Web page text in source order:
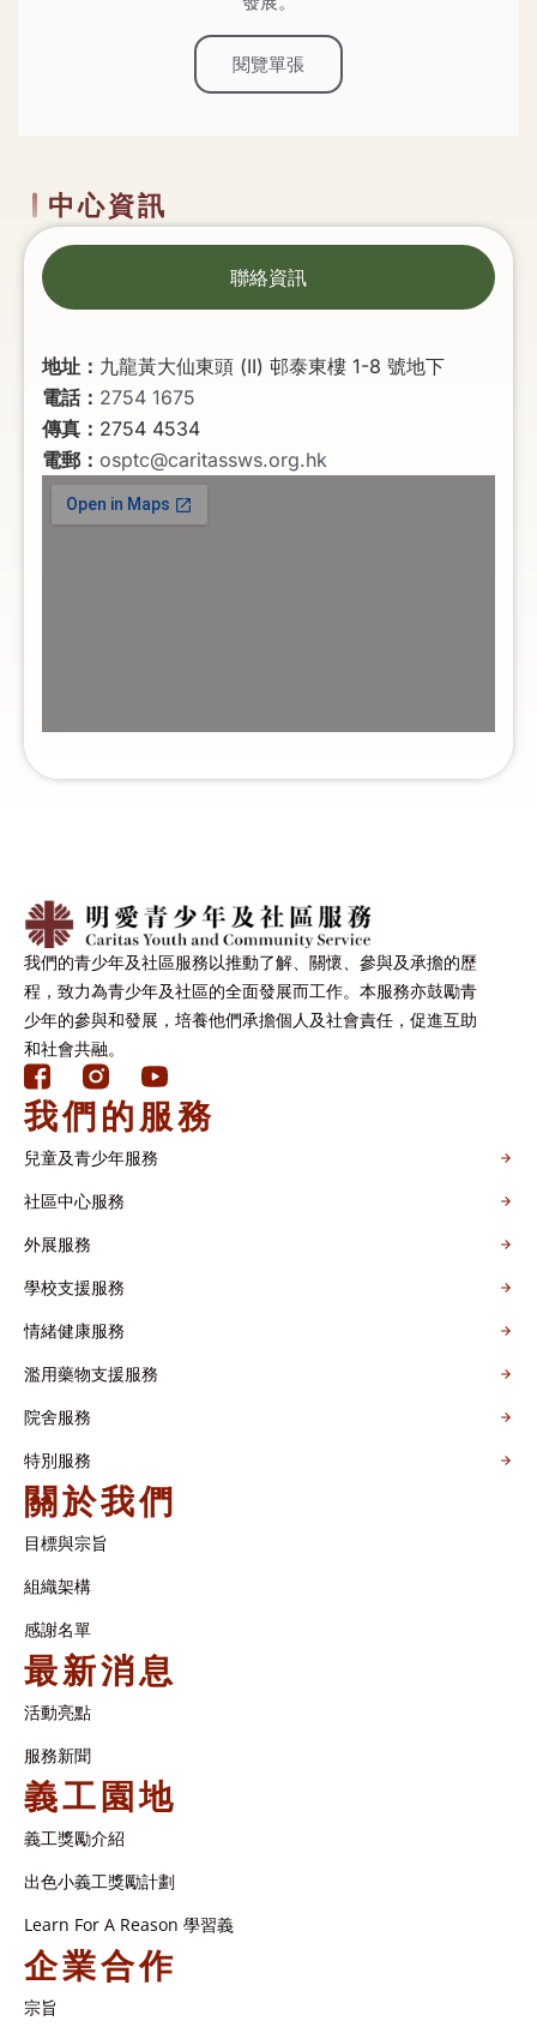
閱覽單張
中心資訊
聯絡資訊
地址： 九龍黃大仙東頭 (II) 邨泰東樓 1-8 號地下
電話： 2754 1675
傳真： 2754 4534
電郵： osptc@caritassws.org.hk
我們的青少年及社區服務以推動了解、關懷、參與及承擔的歷
程，致力為青少年及社區的全面發展而工作。本服務亦鼓勵青
少年的參與和發展，培養他們承擔個人及社會責任，促進互助
和社會共融。
我們的服務
兒童及青少年服務
社區中心服務
外展服務
學校支援服務
情緒健康服務
濫用藥物支援服務
院舍服務
特別服務
關於我們
目標與宗旨
組織架構​
感謝名單​
最新消息
活動亮點
服務新聞
義工園地
義工獎勵介紹
出色小義工獎勵計劃
Learn For A Reason 學習義
企業合作
宗旨